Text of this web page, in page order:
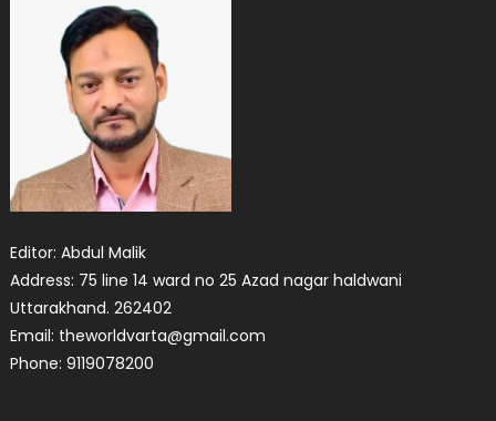
Editor: Abdul Malik
Address: 75 line 14 ward no 25 Azad nagar haldwani
Uttarakhand. 262402
Email: theworldvarta@gmail.com
Phone: 9119078200